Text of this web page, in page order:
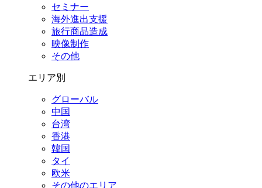
セミナー
海外進出支援
旅行商品造成
映像制作
その他
エリア別
グローバル
中国
台湾
香港
韓国
タイ
欧米
その他のエリア